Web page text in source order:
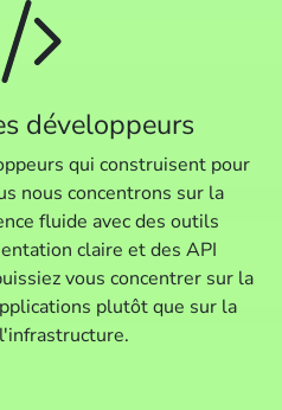
développeurs
qui construisent pour
nous concentrons sur la
fluide avec des outils
claire et des API
vous concentrer sur la
plutôt que sur la